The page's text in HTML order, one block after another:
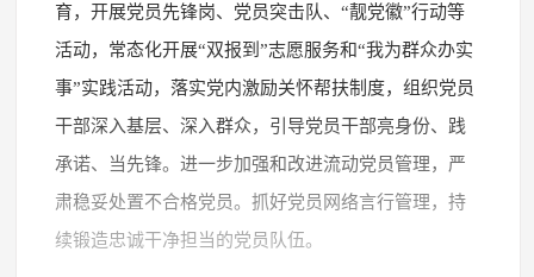
育，开展党员先锋岗、党员突击队、“靓党徽”行动等
活动，常态化开展“双报到”志愿服务和“我为群众办实
事”实践活动，落实党内激励关怀帮扶制度，组织党员
干部深入基层、深入群众，引导党员干部亮身份、践
承诺、当先锋。进一步加强和改进流动党员管理，严
肃稳妥处置不合格党员。抓好党员网络言行管理，持
续锻造忠诚干净担当的党员队伍。